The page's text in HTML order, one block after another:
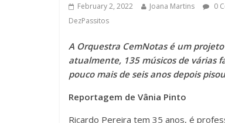
February 2, 2022 Joana Martins 0
DezPassitos
A Orquestra CemNotas é um
atualmente, 135 músicos de várias
pouco mais de seis anos depois
Reportagem de Vânia Pinto
Ricardo Pereira tem 35 anos, é